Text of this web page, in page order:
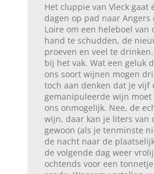
Het cluppie van Vleck gaat
dagen op pad naar Angers
Loire om een heleboel van
hand te schudden, de
proeven en veel te
bij het vak. Wat een geluk
ons soort wijnen mogen
toch aan denken dat je vijf
gemanipuleerde wijn
ons onmogelijk. Nee, de
wijn, daar kan je liters van
gewoon (als je tenminste
de nacht naar de
de volgende dag weer
ochtends voor een